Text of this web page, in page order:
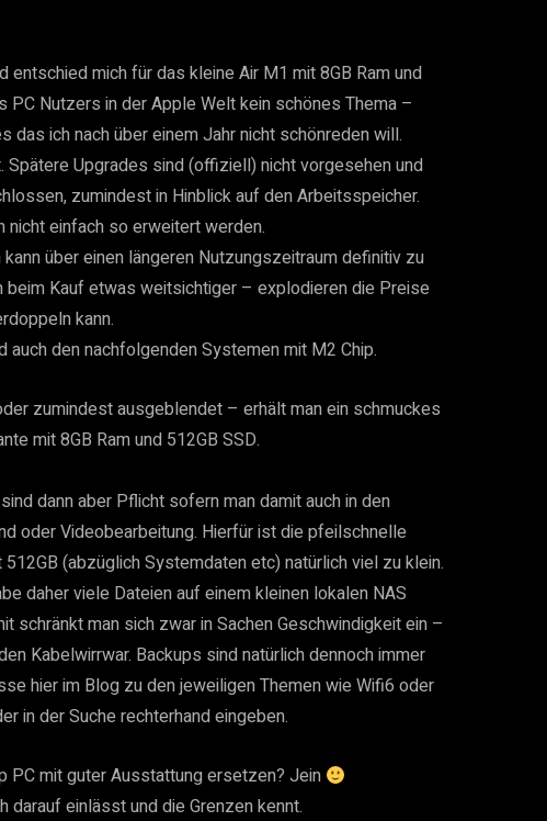
mich für das kleine Air M1 mit 8GB Ram und
PC Nutzers in der Apple Welt kein schönes Thema –
das ich nach über einem Jahr nicht schönreden will.
Upgrades sind (offiziell) nicht vorgesehen und
zumindest in Hinblick auf den Arbeitsspeicher.
nicht einfach so erweitert werden.
über einen längeren Nutzungszeitraum definitiv zu
beim Kauf etwas weitsichtiger – explodieren die Preise
kann.
den nachfolgenden Systemen mit M2 Chip.
zumindest ausgeblendet – erhält man ein schmuckes
mit 8GB Ram und 512GB SSD.
dann aber Pflicht sofern man damit auch in den
oder Videobearbeitung. Hierfür ist die pfeilschnelle
(abzüglich Systemdaten etc) natürlich viel zu klein.
daher viele Dateien auf einem kleinen lokalen NAS
schränkt man sich zwar in Sachen Geschwindigkeit ein –
Kabelwirrwar. Backups sind natürlich dennoch immer
hier im Blog zu den jeweiligen Themen wie Wifi6 oder
in der Suche rechterhand eingeben.
PC mit guter Ausstattung ersetzen? Jein
einlässt und die Grenzen kennt.